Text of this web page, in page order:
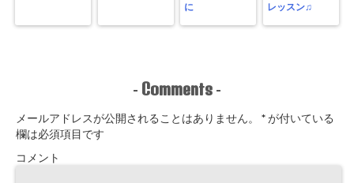
に
レッスン♫
- Comments -
メールアドレスが公開されることはありません。 *が付いている
欄は必須項目です
コメント